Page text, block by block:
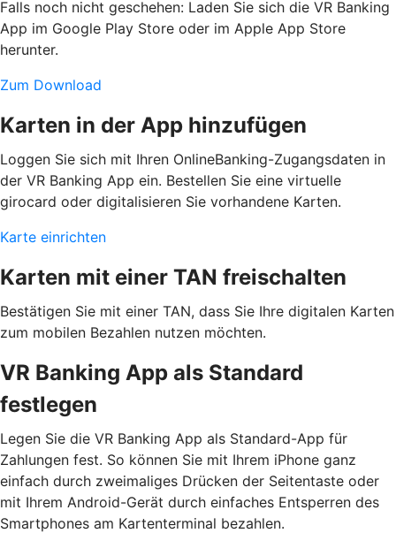
Falls noch nicht geschehen: Laden Sie sich die VR Banking
App im Google Play Store oder im Apple App Store
herunter.
Zum Download
Karten in der App hinzufügen
Loggen Sie sich mit Ihren OnlineBanking-Zugangsdaten in
der VR Banking App ein. Bestellen Sie eine virtuelle
girocard oder digitalisieren Sie vorhandene Karten.
Karte einrichten
Karten mit einer TAN freischalten
Bestätigen Sie mit einer TAN, dass Sie Ihre digitalen Karten
zum mobilen Bezahlen nutzen möchten.
VR Banking App als Standard
festlegen
Legen Sie die VR Banking App als Standard-App für
Zahlungen fest. So können Sie mit Ihrem iPhone ganz
einfach durch zweimaliges Drücken der Seitentaste oder
mit Ihrem Android-Gerät durch einfaches Entsperren des
Smartphones am Kartenterminal bezahlen.